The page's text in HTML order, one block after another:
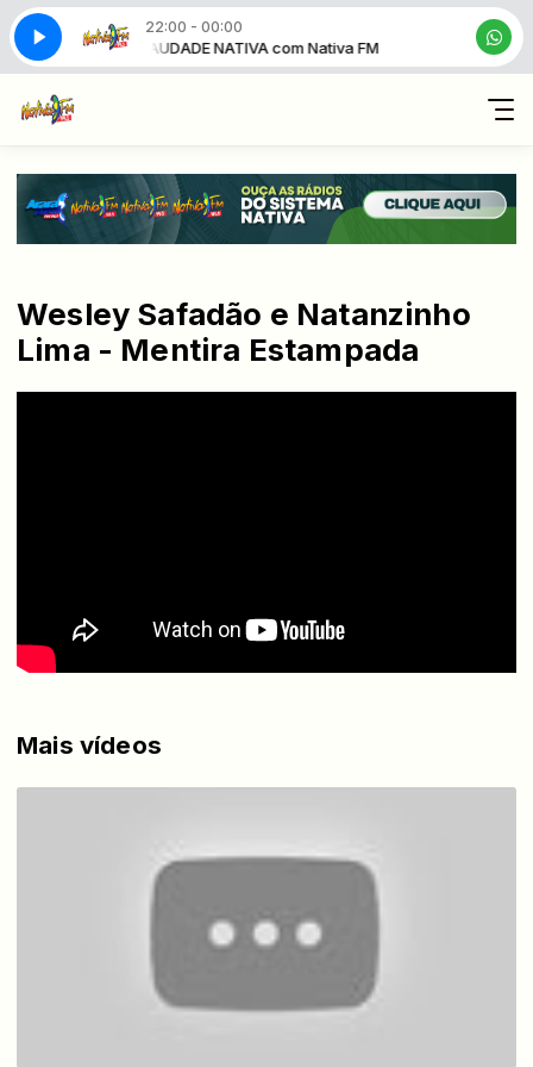
22:00 - 00:00
FM SAUDADE NATIVA com Nativa FM
Wesley Safadão e Natanzinho
Lima - Mentira Estampada
Mais vídeos